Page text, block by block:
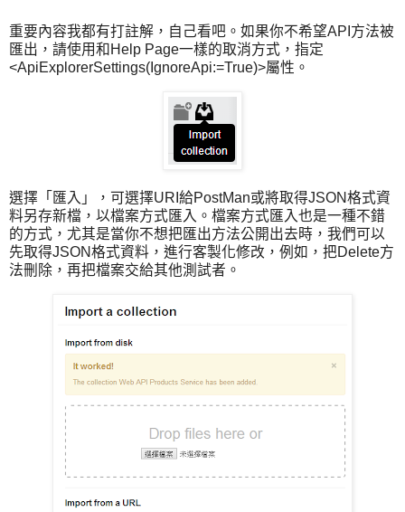
重要內容我都有打註解，自己看吧。如果你不希望API方法被
匯出，請使用和Help Page一樣的取消方式，指定
<ApiExplorerSettings(IgnoreApi:=True)>屬性。
選擇「匯入」，可選擇URI給PostMan或將取得JSON格式資
料另存新檔，以檔案方式匯入。檔案方式匯入也是一種不錯
的方式，尤其是當你不想把匯出方法公開出去時，我們可以
先取得JSON格式資料，進行客製化修改，例如，把Delete方
法刪除，再把檔案交給其他測試者。